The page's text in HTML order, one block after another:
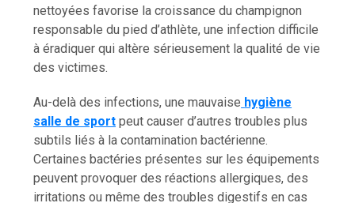
nettoyées favorise la croissance du champignon
responsable du pied d’athlète, une infection difficile
à éradiquer qui altère sérieusement la qualité de vie
des victimes.
Au-delà des infections, une mauvaise hygiène
salle de sport peut causer d’autres troubles plus
subtils liés à la contamination bactérienne.
Certaines bactéries présentes sur les équipements
peuvent provoquer des réactions allergiques, des
irritations ou même des troubles digestifs en cas